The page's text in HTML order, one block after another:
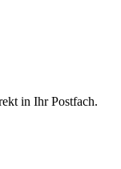
in Ihr Postfach.